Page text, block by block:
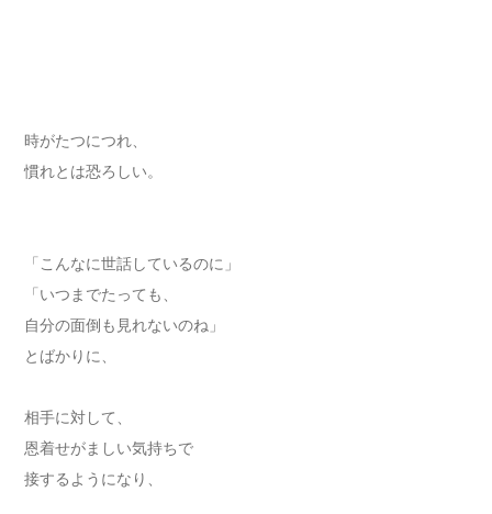
時がたつにつれ、
慣れとは恐ろしい。
「こんなに世話しているのに」
「いつまでたっても、
自分の面倒も見れないのね」
とばかりに、
相手に対して、
恩着せがましい気持ちで
接するようになり、